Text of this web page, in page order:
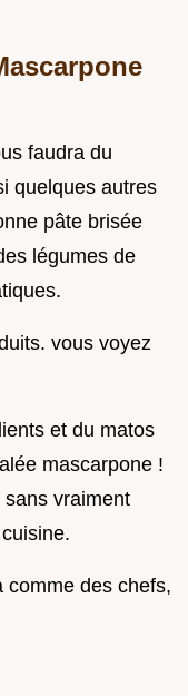
faudra du
quelques autres
pâte brisée
légumes de
vous voyez
et du matos
mascarpone !
vraiment
comme des chefs,